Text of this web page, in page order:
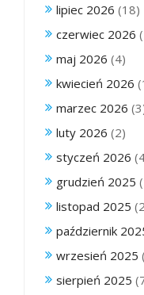
lipiec 2026 (18)
czerwiec 2026
maj 2026 (4)
kwiecień 2026
marzec 2026
luty 2026 (2)
styczeń 2026
grudzień 2025
listopad 2025
październik
wrzesień 2025
sierpień 2025